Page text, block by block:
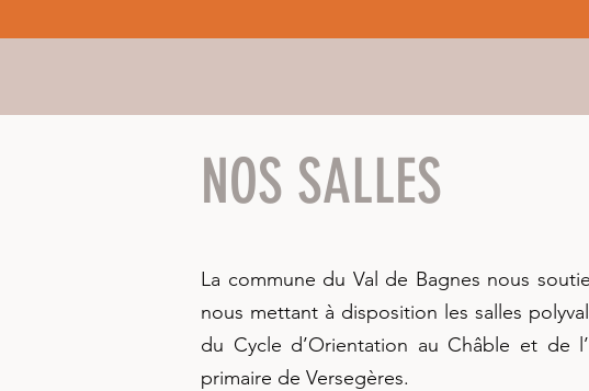
NOS SALLES
La commune du Val de Bagnes nous
nous mettant à disposition les salles
du Cycle d’Orientation au Châble et de
primaire de Versegères.